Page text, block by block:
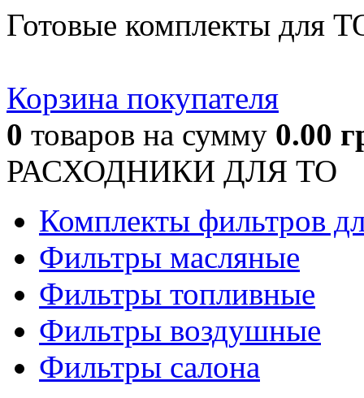
Готовые комплекты для
Корзина покупателя
0 товаров на сумму 0.00
РАСХОДНИКИ ДЛЯ ТО
Комплекты фильтров
Фильтры масляные
Фильтры топливные
Фильтры воздушные
Фильтры салона